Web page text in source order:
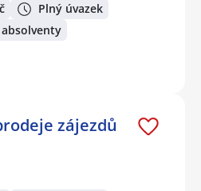
Plný úvazek
zájezdů